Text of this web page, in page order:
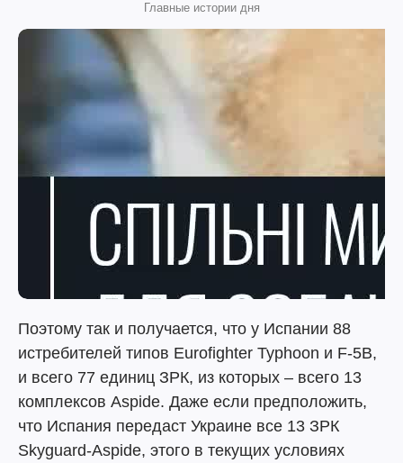
Главные истории дня
Поэтому так и получается, что у Испании 88
истребителей типов Eurofighter Typhoon и F-5B,
и всего 77 единиц ЗРК, из которых – всего 13
комплексов Aspide. Даже если предположить,
что Испания передаст Украине все 13 ЗРК
Skyguard-Aspide, этого в текущих условиях